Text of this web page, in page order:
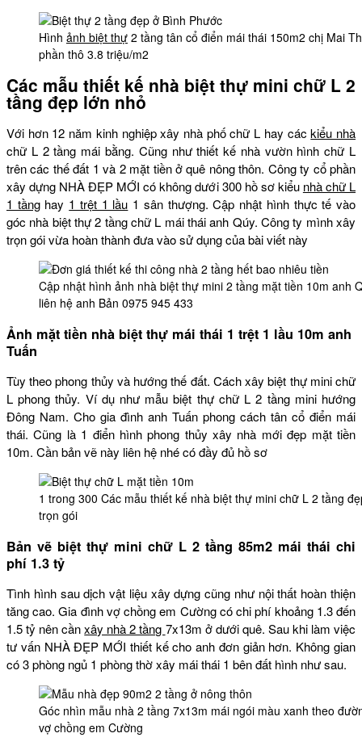
Hình ảnh biệt thự 2 tầng tân cổ điển mái thái 150m2 chị Mai
phần thô 3.8 triệu/m2
Các mẫu thiết kế nhà biệt thự mini chữ L 2
tầng đẹp lớn nhỏ
Với hơn 12 năm kinh nghiệp xây nhà phố chữ L hay cáckiểu nhà
chữ L 2 tầng mái bằng. Cũng như thiết kế nhà vườn hình chữ L
trên các thế đất 1 và 2 mặt tiền ở quê nông thôn. Công ty cổ phần
xây dựng NHÀ ĐẸP MỚI có không dưới 300 hồ sơ kiểu nhà chữ L
1 tầnghay 1 trệt 1 lầu 1 sân thượng. Cập nhật hình thực tế vào
góc nhà biệt thự 2 tầng chữ L mái thái anh Qúy. Công ty mình xây
trọn gói vừa hoàn thành đưa vào sử dụng của bài viết này
Cập nhật hình ảnh nhà biệt thự mini 2 tầng mặt tiền 10m anh
liên hệ anh Bản 0975 945 433
Ảnh mặt tiền nhà biệt thự mái thái 1 trệt 1 lầu 10m anh
Tuấn
Tùy theo phong thủy và hướng thế đất. Cách xây biệt thự mini chữ
L phong thủy. Ví dụ như mẫu biệt thự chữ L 2 tầng mini hướng
Đông Nam. Cho gia đình anh Tuấn phong cách tân cổ điển mái
thái. Cũng là 1 điển hình phong thủy xây nhà mới đẹp mặt tiền
10m. Cần bản vẽ này liên hệ nhé có đầy đủ hồ sơ
1 trong 300 Các mẫu thiết kế nhà biệt thự mini chữ L 2 tầng
trọn gói
Bản vẽ biệt thự mini chữ L 2 tầng 85m2 mái thái chi
phí 1.3 tỷ
Tình hình sau dịch vật liệu xây dựng cũng như nội thất hoàn thiện
tăng cao. Gia đình vợ chồng em Cường có chi phí khoảng 1.3 đến
1.5 tỷ nên cầnxây nhà 2 tầng 7x13m ở dưới quê. Sau khi làm việc
tư vấn NHÀ ĐẸP MỚI thiết kế cho anh đơn giản hơn. Không gian
có 3 phòng ngủ 1 phòng thờ xây mái thái 1 bên đất hình như sau.
Góc nhìn mẫu nhà 2 tầng 7x13m mái ngói màu xanh theo
vợ chồng em Cường